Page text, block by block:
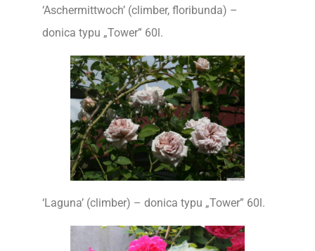
‘Aschermittwoch’ (climber, floribunda) –
donica typu „Tower” 60l.
‘Laguna’ (climber) – donica typu „Tower” 60l.